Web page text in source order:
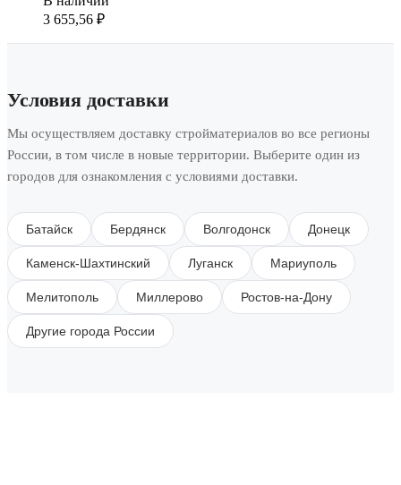
3 655,56 ₽
Условия доставки
Мы осуществляем доставку стройматериалов во все регионы
России, в том числе в новые территории. Выберите один из
городов для ознакомления с условиями доставки.
Батайск Бердянск Волгодонск Донецк
Каменск-Шахтинский Луганск Мариуполь
Мелитополь Миллерово Ростов-на-Дону
Другие города России